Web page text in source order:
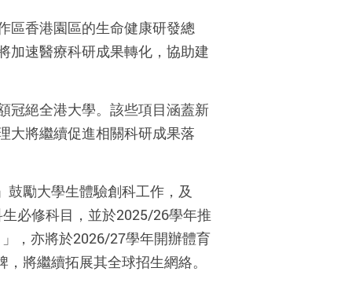
區香港園區的生命健康研發總
加速醫療科研成果轉化，協助建
冠絕全港大學。該些項目涵蓋新
大將繼續促進相關科研成果落
勵大學生體驗創科工作，及
必修科目，並於2025/26學年推
，亦將於2026/27學年開辦體育
將繼續拓展其全球招生網絡。